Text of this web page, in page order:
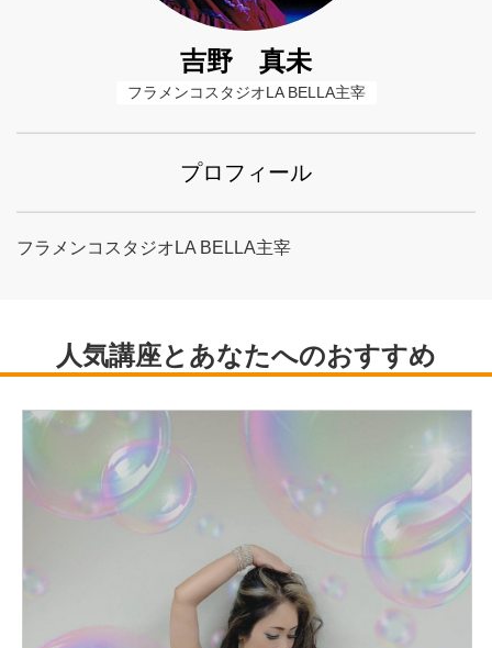
吉野 真未
フラメンコスタジオLA BELLA主宰
プロフィール
フラメンコスタジオLA BELLA主宰